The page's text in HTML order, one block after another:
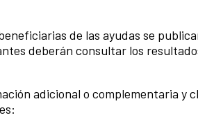
de las ayudas se
deberán consultar los
adicional o complementaria y